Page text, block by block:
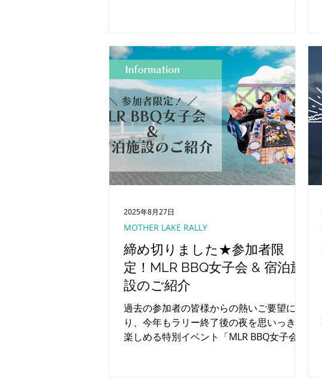
締め切りました★参加者限
定！MLR BBQ女子会 & 宿泊施
設のご紹介
過去の参加者の皆様からの熱いご要望によ
り、今年もラリー終了後の夜を思いっきり
楽しめる特別イベント「MLR BBQ女子会」
MOTHER LAKE RALLY
2025年8月27日